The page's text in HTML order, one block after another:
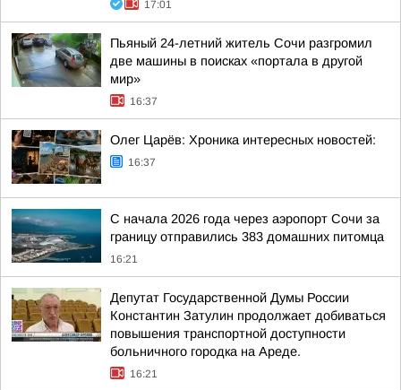
17:01
Пьяный 24-летний житель Сочи разгромил
две машины в поисках «портала в другой
мир»
16:37
Олег Царёв: Хроника интересных новостей:
16:37
С начала 2026 года через аэропорт Сочи за
границу отправились 383 домашних питомца
16:21
Депутат Государственной Думы России
Константин Затулин продолжает добиваться
повышения транспортной доступности
больничного городка на Ареде.
16:21